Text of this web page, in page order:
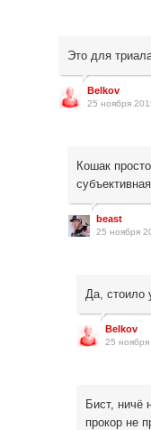
Это для
Belkov
25 ноября
Кошак
beast
25 ноября
Да, стоило
Belkov
25
Бист, ничё
прокор не